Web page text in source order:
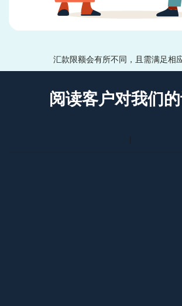
汇款限额会有所不同，且需满足相
阅读客户对我们